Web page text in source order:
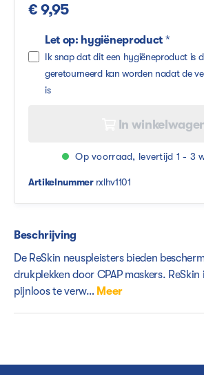
€ 9,95
Let op: hygiëneproduct*
Ik snap dat dit een hygiëneproduct is
geretourneerd kan worden nadat de
is
In
Op voorraad, levertijd 1 - 3
Artikelnummer rxlhv1101
Beschrijving
De ReSkin neuspleisters bieden
drukplekken door CPAP maskers.
pijnloos te verw… Meer